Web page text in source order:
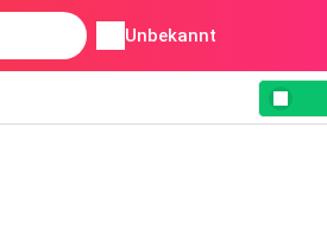
Unbekannt